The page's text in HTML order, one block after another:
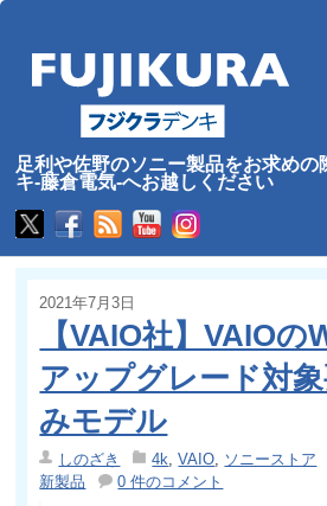
足利や佐野のソニー製品をお求め
キ-藤倉電気-へお越しください
2021年7月3日
【VAIO社】VAIO
アップグレード対
みモデル
しのざき 4k ,VAIO ソニーストア
新製品
0 件のコメント